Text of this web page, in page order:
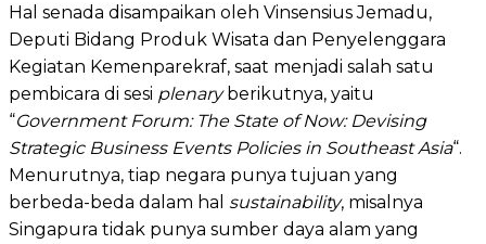
Hal senada disampaikan oleh Vinsensius Jemadu,
Deputi Bidang Produk Wisata dan Penyelenggara
Kegiatan Kemenparekraf, saat menjadi salah satu
pembicara di sesi plenaryberikutnya, yaitu
“Government Forum: The State of Now: Devising
Strategic Business Events Policies in Southeast Asia“.
Menurutnya, tiap negara punya tujuan yang
berbeda-beda dalam hal sustainability, misalnya
Singapura tidak punya sumber daya alam yang